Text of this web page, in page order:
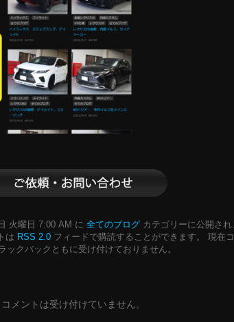
火曜日 7:00 AM に 全てのブログカテゴリーに公開され
は RSS 2.0フィードで購読することができます。 現在
ックバックともに受け付けておりません。
コメントは受け付けていません。